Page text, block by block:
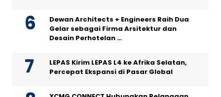
Dewan Architects + Engineers Raih Dua
Gelar sebagai Firma Arsitektur dan
Desain Perhotelan …
LEPAS Kirim LEPAS L4 ke Afrika Selatan,
Percepat Ekspansi di Pasar Global